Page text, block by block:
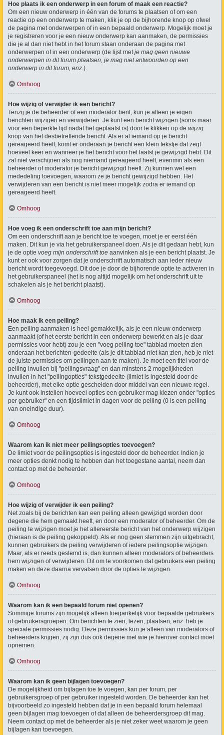
Hoe plaats ik een onderwerp in een forum of maak een reactie?
Om een nieuw onderwerp in één van de forums te plaatsen of om een
reactie op een onderwerp te maken, klik je op de bijhorende knop op ofwel
de pagina met onderwerpen of in een bepaald onderwerp. Mogelijk moet je
je registreren voor je een nieuw onderwerp kan aanmaken, de permissies
die je al dan niet hebt in het forum staan onderaan de pagina met
onderwerpen of in een onderwerp (de lijst metje mag geen nieuwe
onderwerpen in dit forum plaatsen, je mag niet antwoorden op een
onderwerp in dit forum, enz.).
Omhoog
Hoe wijzig of verwijder ik een bericht?
Tenzij je de beheerder of een moderator bent, kun je alleen je eigen
berichten wijzigen en verwijderen. Je kunt een bericht wijzigen (soms maar
voor een beperkte tijd nadat het geplaatst is) door te klikken op de wijzig
knop van het desbetreffende bericht. Als er al iemand op je bericht
gereageerd heeft, komt er onderaan je bericht een klein tekstje dat zegt
hoeveel keer en wanneer je het bericht voor het laatst je gewijzigd hebt. Dit
zal niet verschijnen als nog niemand gereageerd heeft, evenmin als een
beheerder of moderator je bericht gewijzigd heeft. Zij kunnen wel een
mededeling toevoegen, waarom ze je bericht gewijzigd hebben. Het
verwijderen van een bericht is niet meer mogelijk zodra er iemand op
gereageerd heeft.
Omhoog
Hoe voeg ik een onderschrift toe aan mijn bericht?
Om een onderschrift aan je bericht toe te voegen, moet je er eerst één
maken. Dit kun je via het gebruikerspaneel doen. Als je dit gedaan hebt, kun
je de optie voeg mijn onderschrift toe aanvinken als je een bericht plaatst. Je
kunt er ook voor zorgen dat je onderschrift automatisch aan ieder nieuw
bericht wordt toegevoegd. Dit doe je door de bijhorende optie te activeren in
het gebruikerspaneel (het is nog altijd mogelijk om het onderschrift uit te
schakelen als je het bericht plaatst).
Omhoog
Hoe maak ik een peiling?
Een peiling aanmaken is heel gemakkelijk, als je een nieuw onderwerp
aanmaakt (of het eerste bericht in een onderwerp bewerkt en als je daar
permissies voor hebt) zou je een "voeg peiling toe" tabblad moeten zien
onderaan het berichten-gedeelte (als je dit tabblad niet kan zien, heb je niet
de juiste permissies om peilingen aan te maken). Je moet een titel voor de
peiling invullen bij "peilingsvraag" en dan minstens 2 mogelijkheden
invullen in het "peilingopties"-tekstgedeelte (limiet is ingesteld door de
beheerder), met elke optie gescheiden door middel van een nieuwe regel.
Je kunt ook instellen hoeveel opties een gebruiker mag kiezen onder "opties
per gebruiker" en een tijdslimiet in dagen voor de peiling (0 is een peiling
van oneindige duur).
Omhoog
Waarom kan ik niet meer peilingsopties toevoegen?
De limiet voor de peilingsopties is ingesteld door de beheerder. Indien je
meer opties denkt nodig te hebben dan het toegestane aantal, neem dan
contact op met de beheerder.
Omhoog
Hoe wijzig of verwijder ik een peiling?
Net zoals bij de berichten kan een peiling alleen gewijzigd worden door
degene die hem gemaakt heeft, en door een moderator of beheerder. Om de
peiling te wijzigen moet je het allereerste bericht van het onderwerp wijzigen
(hieraan is de peiling gekoppeld). Als er nog geen stemmen zijn uitgebracht,
kunnen gebruikers de peiling verwijderen of iedere peilingsoptie wijzigen.
Maar, als er reeds gestemd is, dan kunnen alleen moderators of beheerders
hem wijzigen of verwijderen. Dit om te voorkomen dat gebruikers een peiling
maken en deze daarna vervalsen door de opties te wijzigen.
Omhoog
Waarom kan ik een bepaald forum niet openen?
Sommige forums zijn mogelijk alleen toegankelijk voor bepaalde gebruikers
of gebruikersgroepen. Om berichten te zien, lezen, plaatsen, enz. heb je
speciale permissies nodig. Deze permissies kun je alleen van moderators of
beheerders krijgen, zij zijn dus ook degene met wie je hierover contact moet
opnemen.
Omhoog
Waarom kan ik geen bijlagen toevoegen?
De mogelijkheid om bijlagen toe te voegen, kan per forum, per
gebruikersgroep of per gebruiker ingesteld worden. De beheerder kan het
bijvoorbeeld zo ingesteld hebben dat je in een bepaald forum helemaal
geen bijlagen mag toevoegen of dat alleen de beheerdersgroep dit mag.
Neem contact op met de beheerder als je niet zeker weet waarom je geen
bijlagen kan toevoegen.